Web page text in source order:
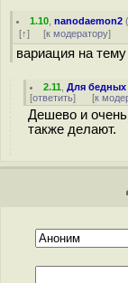
1.10 ,nanodaemon2
[↑] [к модератору]
вариация на
2.11 ,Для бедных
[ответить] [к
Дешево и очень
также делают.